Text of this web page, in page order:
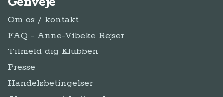
Om os / kontakt
FAQ - Anne-Vibeke Rejser
Tilmeld dig Klubben
Presse
Handelsbetingelser